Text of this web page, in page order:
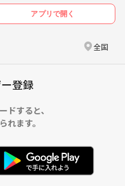
アプリで開く
全国
登録
ドすると、
れます。